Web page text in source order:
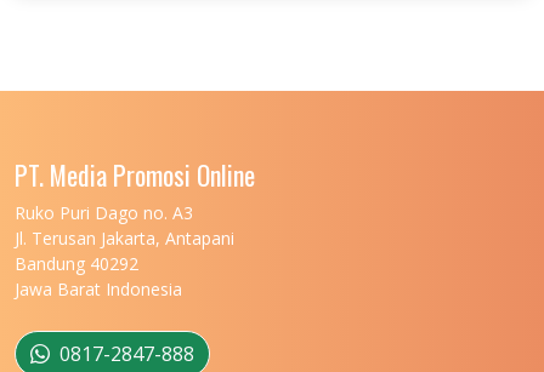
PT. Media Promosi Online
Ruko Puri Dago no. A3
Jl. Terusan Jakarta, Antapani
Bandung 40292
Jawa Barat Indonesia
0817-2847-888